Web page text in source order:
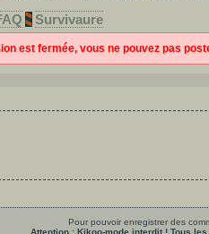
Survivaure
est fermée, vous ne pouvez pas
Pour pouvoir enregistrer des
Attention : Kikoo-mode interdit ! Tous